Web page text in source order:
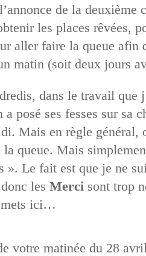
de la
les places rêvées,
aller faire la queue afin
matin (soit deux jours
dans le travail que
posé ses fesses sur sa
Mais en règle
queue. Mais
». Le fait est que je ne
les Merci sont trop
ici…
votre matinée du 28